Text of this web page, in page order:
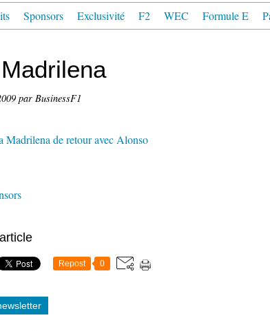
Sponsors Exclusivité F2 WEC Formule E
par BusinessF1
Madrilena de retour avec Alonso
Repost 0